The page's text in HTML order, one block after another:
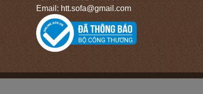
Email: htt.sofa@gmail.com